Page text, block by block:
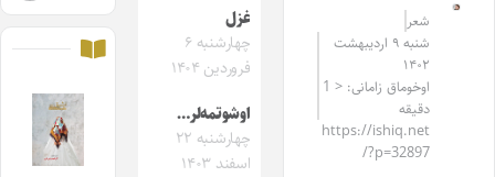
شعر
شنبه ۹ اردیبهشت
۱۴۰۲
اوخوماق زامانی: < 1
دقیقه
https://ishiq.net
/?p=32897
غزل
چهارشنبه ۶
فروردین ۱۴۰۴
اوشوتمه‌لر…
چهارشنبه ۲۲
اسفند ۱۴۰۳